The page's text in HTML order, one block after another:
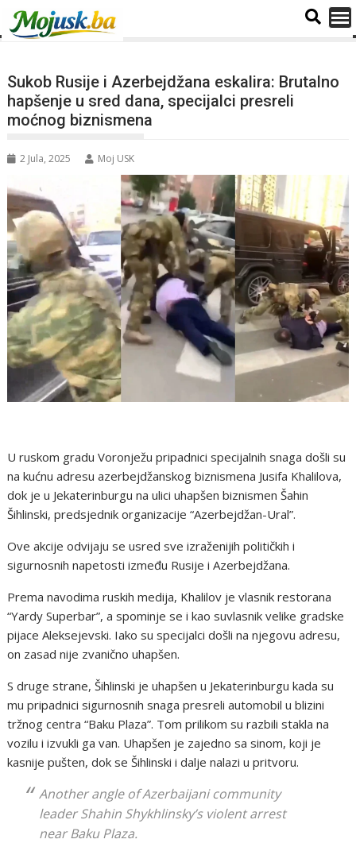
Sukob Rusije i Azerbejdžana eskalira: Brutalno
hapšenje u sred dana, specijalci presreli
moćnog biznismena
2 Jula, 2025 Moj USK
U ruskom gradu Voronježu pripadnici specijalnih snaga došli su
na kućnu adresu azerbejdžanskog biznismena Jusifa Khalilova,
dok je u Jekaterinburgu na ulici uhapšen biznismen Šahin
Šihlinski, predsjednik organizacije “Azerbejdžan-Ural”.
Ove akcije odvijaju se usred sve izraženijih političkih i
sigurnosnih napetosti između Rusije i Azerbejdžana.
Prema navodima ruskih medija, Khalilov je vlasnik restorana
“Yardy Superbar”, a spominje se i kao suvlasnik velike gradske
pijace Aleksejevski. Iako su specijalci došli na njegovu adresu,
on zasad nije zvanično uhapšen.
S druge strane, Šihlinski je uhapšen u Jekaterinburgu kada su
mu pripadnici sigurnosnih snaga presreli automobil u blizini
tržnog centra “Baku Plaza”. Tom prilikom su razbili stakla na
vozilu i izvukli ga van. Uhapšen je zajedno sa sinom, koji je
kasnije pušten, dok se Šihlinski i dalje nalazi u pritvoru.
Another angle of Azerbaijani community
leader Shahin Shykhlinsky’s violent arrest
near Baku Plaza.